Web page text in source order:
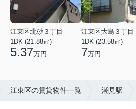
江東区北砂３丁目
1DK (21.88㎡)
5.37万円
江東区大島３丁目
1DK (23.58㎡)
7万円
江東区の賃貸物件一覧 潮見駅